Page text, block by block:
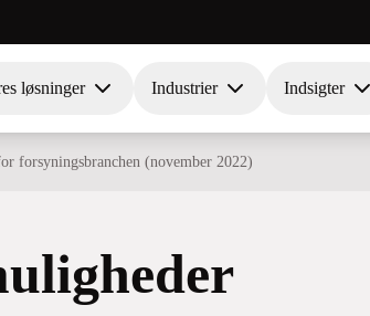
løsninger Industrier Indsigter
forsyningsbranchen (november 2022)